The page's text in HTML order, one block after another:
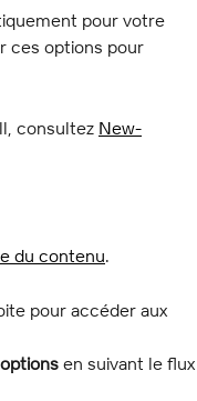
pour votre
ces options pour
consultez New-
du contenu.
pour accéder aux
en suivant le flux